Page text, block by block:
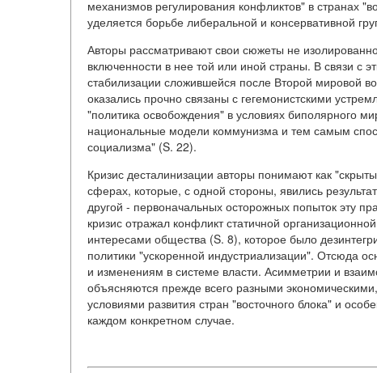
механизмов регулирования конфликтов" в странах
уделяется борьбе либеральной и консервативной
Авторы рассматривают свои сюжеты не
включенности в нее той или иной страны. В связи с
стабилизации сложившейся после Второй мировой
оказались прочно связаны с гегемонистскими
"политика освобождения" в условиях биполярного
национальные модели коммунизма и тем самым
социализма" (S. 22).
Кризис десталинизации авторы понимают как
сферах, которые, с одной стороны, явились
другой - первоначальных осторожных попыток эту
кризис отражал конфликт статичной
интересами общества (S. 8), которое было
политики "ускоренной индустриализации". Отсюда
и изменениям в системе власти. Асимметрии и
объясняются прежде всего разными
условиями развития стран "восточного блока" и
каждом конкретном случае.